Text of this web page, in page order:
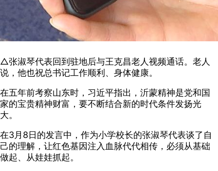
△张淑琴代表回到驻地后与王克昌老人视频通话。老人
说，他也祝总书记工作顺利、身体健康。
在五年前考察山东时，习近平指出，沂蒙精神是党和国
家的宝贵精神财富，要不断结合新的时代条件发扬光
大。
在3月8日的发言中，作为小学校长的张淑琴代表谈了自
己的理解，让红色基因注入血脉代代相传，必须从基础
做起、从娃娃抓起。